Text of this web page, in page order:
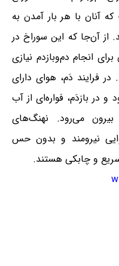
آنان با هر بار آمدن به
از آن‌جا که این سوراخ در
انجام دم‌وبازدم نیازی
فرایند دَم، هوای دارای
بازدَم، فواره‌ای از آب
بیرون می‌رود. نهنگ‌های
نیرومند و بدون حس
و چابکی هستند.